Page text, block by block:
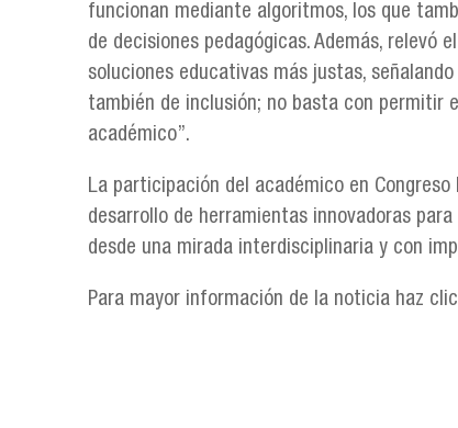
funcionan mediante algoritmos, los que
de decisiones pedagógicas. Además, relevó
soluciones educativas más justas,
también de inclusión; no basta con permitir
académico”.
La participación del académico en
desarrollo de herramientas innovadoras
desde una mirada interdisciplinaria y con
Para mayor información de la noticia haz